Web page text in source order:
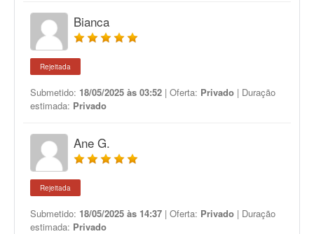
Bianca
Rejeitada
Submetido: 18/05/2025 às 03:52 | Oferta: Privado | Duração
estimada: Privado
Ane G.
Rejeitada
Submetido: 18/05/2025 às 14:37 | Oferta: Privado | Duração
estimada: Privado